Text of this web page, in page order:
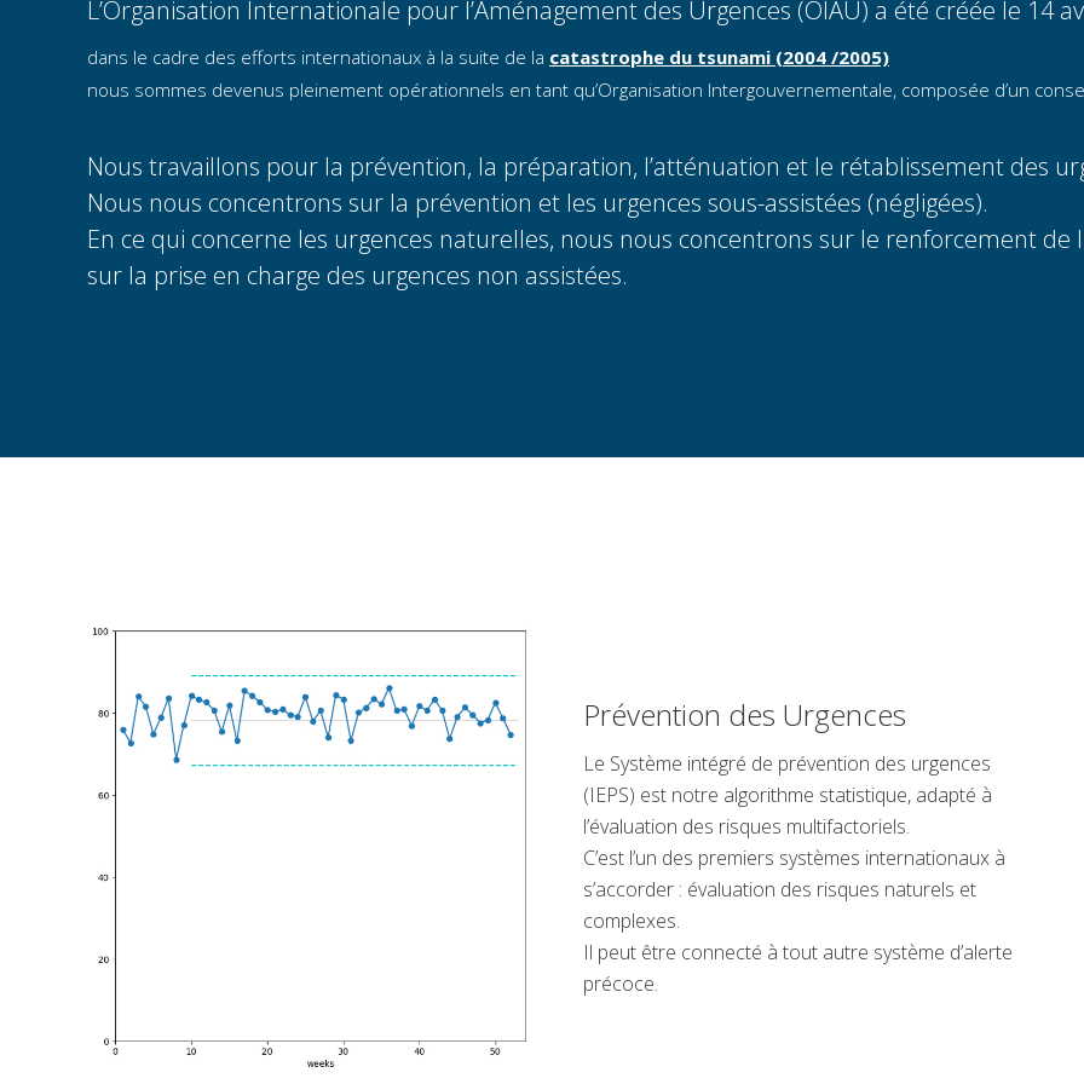
L’Organisation Internationale pour l’Aménagement des Urgences (OIAU) a été créée le 14
dans le cadre des efforts internationaux à la suite de la catastrophe du tsunami (2004 /2005)
nous sommes devenus pleinement opérationnels en tant qu’Organisation Intergouvernementale, composée d’un
Nous travaillons pour la prévention, la préparation, l’atténuation et le rétablissement des
Nous nous concentrons sur la prévention et les urgences sous-assistées (négligées).
En ce qui concerne les urgences naturelles, nous nous concentrons sur le renforcement
sur la prise en charge des urgences non assistées.
Prévention des Urgences
Le Système intégré de prévention des urgences
(IEPS) est notre algorithme statistique, adapté à
l’évaluation des risques multifactoriels.
C’est l’un des premiers systèmes internationaux à
s’accorder : évaluation des risques naturels et
complexes.
Il peut être connecté à tout autre système d’alerte
précoce.